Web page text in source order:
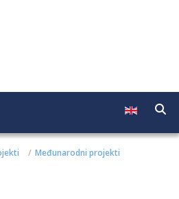
Međunarodni projekti